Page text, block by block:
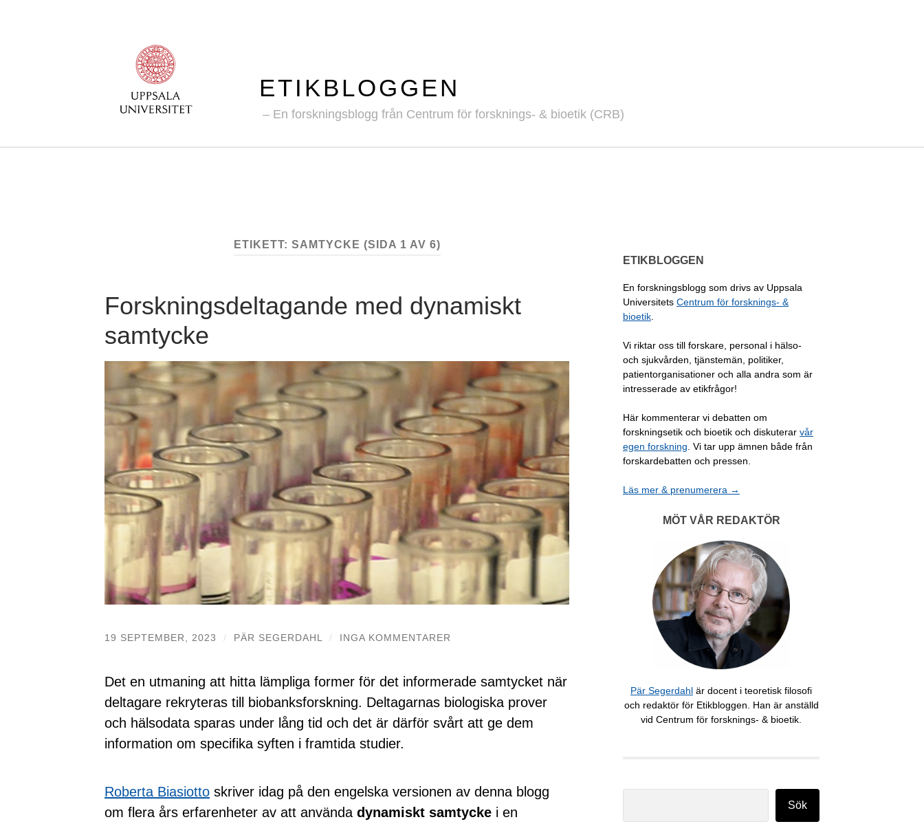
ETIKBLOGGEN
En forskningsblogg från Centrum för forsknings- & bioetik (CRB)
ETIKETT: SAMTYCKE (SIDA 1 AV 6)
Forskningsdeltagande med dynamiskt
samtycke
19 SEPTEMBER, 2023 / PÄR SEGERDAHL / INGA KOMMENTARER
Det en utmaning att hitta lämpliga former för det informerade samtycket när
deltagare rekryteras till biobanksforskning. Deltagarnas biologiska prover
och hälsodata sparas under lång tid och det är därför svårt att ge dem
information om specifika syften i framtida studier.
Roberta Biasiotto skriver idag på den engelska versionen av denna blogg
om flera års erfarenheter av att använda dynamiskt samtycke i en
ETIKBLOGGEN
En forskningsblogg som drivs av Uppsala
Universitets Centrum för forsknings- &
bioetik
Vi riktar oss till forskare, personal i hälso-
och sjukvården, tjänstemän, politiker,
patientorganisationer och alla andra som är
intresserade av etikfrågor!
Här kommenterar vi debatten om
forskningsetik och bioetik och diskuterar vår
egen forskning . Vi tar upp ämnen både från
forskardebatten och pressen.
Läs mer & prenumerera →
MÖT VÅR REDAKTÖR
Pär Segerdahl är docent i teoretisk filosofi
och redaktör för Etikbloggen. Han är anställd
vid Centrum för forsknings- & bioetik.
Sök